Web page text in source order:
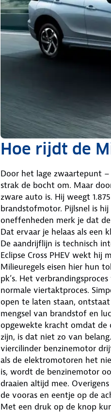
Hoe rijdt de
Door het lage zwaartepunt
strak de bocht om. Maar
zware auto is. Hij weegt
brandstofmotor. Pijlsnel is
oneffenheden merk je dat
Dat ervaar je helaas als een
De aandrijflijn is technisch
Eclipse Cross PHEV wekt
Milieuregels eisen hier hun
pk’s. Het
normale viertaktproces.
open te laten staan,
mengsel van brandstof en
opgewekte kracht omdat de
zijn, is dat niet zo van
viercilinder benzinemotor
als de elektromotoren het
is, wordt de benzinemotor
draaien altijd mee.
de vooras en eentje op de
Met een druk op de knop